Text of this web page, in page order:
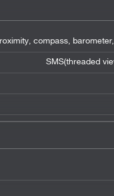
compass,
SMS(threaded